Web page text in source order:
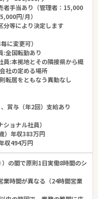
者手当あり（管理者：15,000
円/月）
等により決定します
に変更可）
:全国転勤あり
員:本拠地とその隣接県から概
社の定める場所
転居をともなう異動なし
賞与（年2回）支給あり
ョナル社員）
）年収383万円
収494万円
の間で原則1日実働8時間のシ
時間が異なる（24時間営業